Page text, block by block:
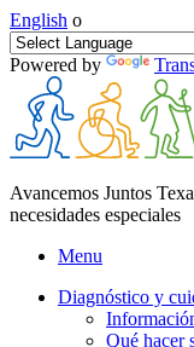
English o
Powered by
Avancemos Juntos
necesidades especiales
Menu
Diagnóstico y
Qué hacer